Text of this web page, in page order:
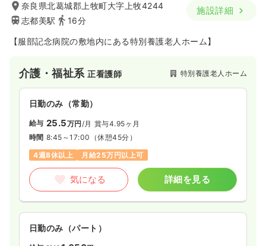
奈良県北葛城郡上牧町大字上牧4244
志都美駅
16分
施設詳細
【服部記念病院の敷地内にある特別養護老人ホーム】
介護・福祉系正看護師 特別養護老人ホーム
日勤のみ（常勤）
給与 25.5万円/月 賞与4.95ヶ月
時間 8:45～17:00 （休憩45分）
4週8休以上
月給25万円以上可
気になる 詳細を見る
日勤のみ（パート）